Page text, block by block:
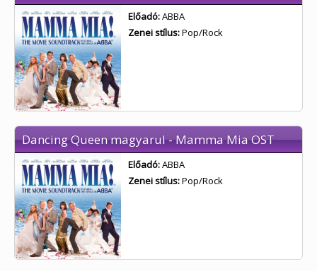
Előadó:ABBA
Zenei stílus:Pop/Rock
Dancing Queen magyarul - Mamma Mia OST
Előadó:ABBA
Zenei stílus:Pop/Rock